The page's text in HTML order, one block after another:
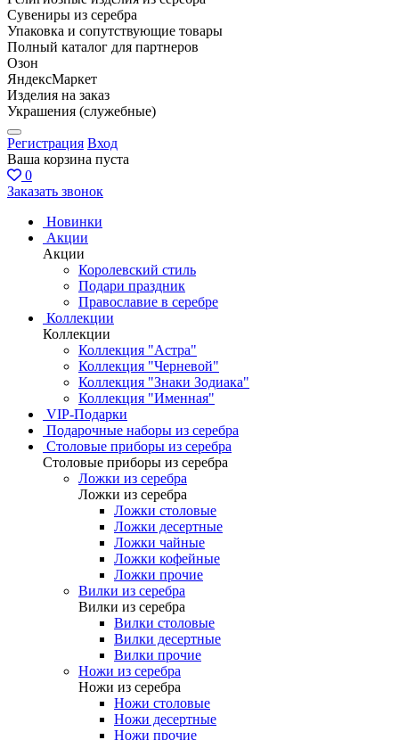
Сувениры из серебра
Упаковка и сопутствующие товары
Полный каталог для партнеров
Озон
ЯндексМаркет
Изделия на заказ
Украшения (служебные)
Регистрация Вход
Ваша корзина пуста
0
Заказать звонок
Новинки
Акции
Акции
Королевский стиль
Подари праздник
Православие в серебре
Коллекции
Коллекции
Коллекция "Астра"
Коллекция "Черневой"
Коллекция "Знаки Зодиака"
Коллекция "Именная"
VIP-Подарки
Подарочные наборы из серебра
Столовые приборы из серебра
Столовые приборы из серебра
Ложки из серебра
Ложки из серебра
Ложки столовые
Ложки десертные
Ложки чайные
Ложки кофейные
Ложки прочие
Вилки из серебра
Вилки из серебра
Вилки столовые
Вилки десертные
Вилки прочие
Ножи из серебра
Ножи из серебра
Ножи столовые
Ножи десертные
Ножи прочие